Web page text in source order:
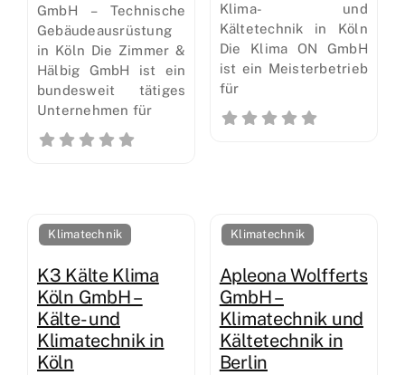
GmbH – Technische
Gebäudeausrüstung
in Köln Die Zimmer &
Hälbig GmbH ist ein
bundesweit tätiges
Unternehmen für
Klima- und
Kältetechnik in Köln
Die Klima ON GmbH
ist ein Meisterbetrieb
für
Klimatechnik
K3 Kälte Klima
Köln GmbH –
Kälte- und
Klimatechnik in
Köln
Klimatechnik
Apleona Wolfferts
GmbH –
Klimatechnik und
Kältetechnik in
Berlin